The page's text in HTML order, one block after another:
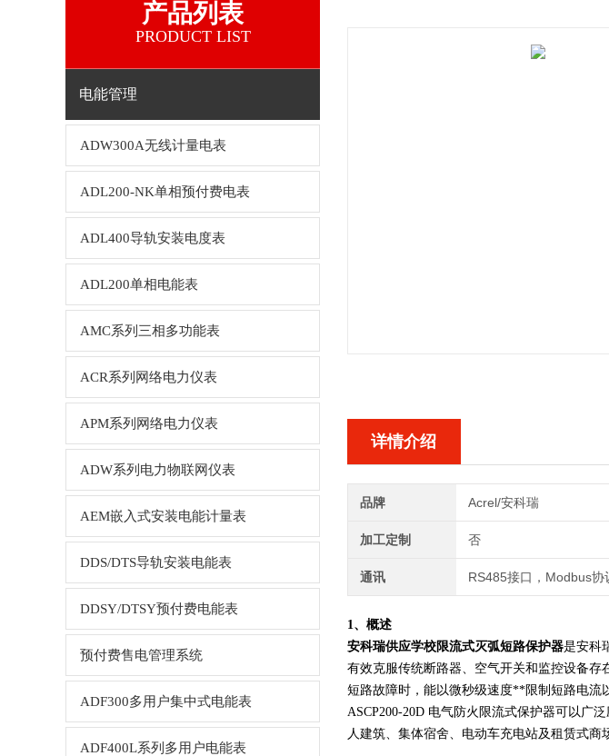
产品列表
PRODUCT LIST
电能管理
ADW300A无线计量电表
ADL200-NK单相预付费电表
ADL400导轨安装电度表
ADL200单相电能表
AMC系列三相多功能表
ACR系列网络电力仪表
APM系列网络电力仪表
ADW系列电力物联网仪表
AEM嵌入式安装电能计量表
DDS/DTS导轨安装电能表
DDSY/DTSY预付费电能表
预付费售电管理系统
ADF300多用户集中式电能表
ADF400L系列多用户电能表
详情介绍
品牌 Acrel/安科瑞
加工定制 否
通讯 RS485接口，Modbus协
1、概述
安科瑞供应学校限流式灭弧短路保护器是安科
有效克服传统断路器、空气开关和监控设备
短路故障时，能以微秒级速度**限制短路电流
ASCP200-20D 电气防火限流式保护器可以广
人建筑、集体宿舍、电动车充电站及租赁式商